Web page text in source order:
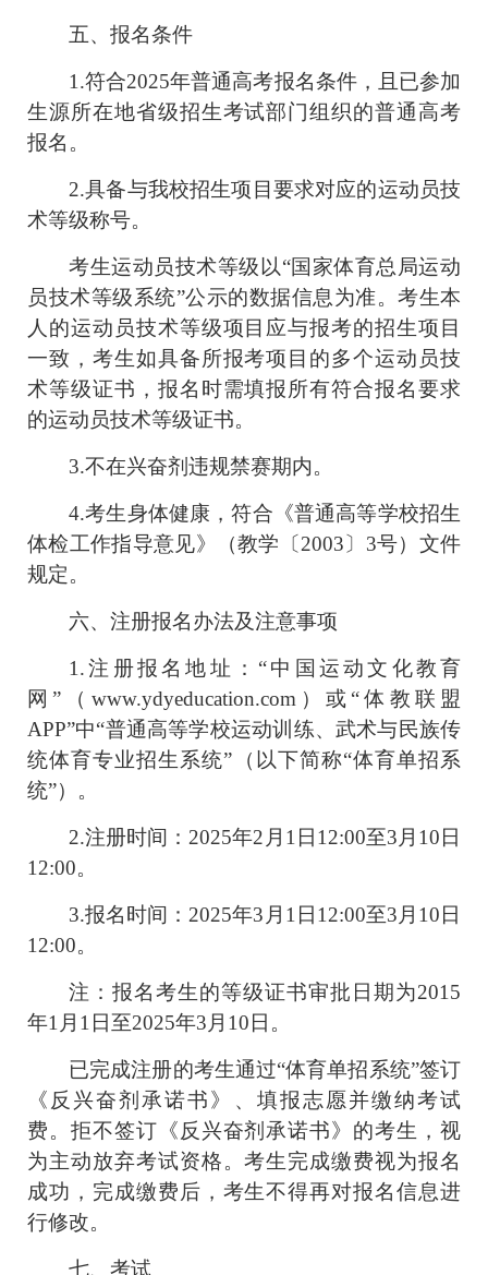
五、报名条件
1.符合2025年普通高考报名条件，且已参加
生源所在地省级招生考试部门组织的普通高考
报名。
2.具备与我校招生项目要求对应的运动员技
术等级称号。
考生运动员技术等级以“国家体育总局运动
员技术等级系统”公示的数据信息为准。考生本
人的运动员技术等级项目应与报考的招生项目
一致，考生如具备所报考项目的多个运动员技
术等级证书，报名时需填报所有符合报名要求
的运动员技术等级证书。
3.不在兴奋剂违规禁赛期内。
4.考生身体健康，符合《普通高等学校招生
体检工作指导意见》（教学〔2003〕3号）文件
规定。
六、注册报名办法及注意事项
1.注册报名地址：“中国运动文化教育
网”（ www.ydyeducation.com ）或“体教联盟
APP”中“普通高等学校运动训练、武术与民族传
统体育专业招生系统”（以下简称“体育单招系
统”）。
2.注册时间： 2025年2 月 1 日 12:00至3 月 10 日
12:00。
3.报名时间： 2025年3 月 1 日 12:00至3 月 10 日
12:00。
注：报名考生的等级证书审批日期为2015
年1 月 1 日至2025年3 月 10 日。
已完成注册的考生通过“体育单招系统”签订
《反兴奋剂承诺书》、填报志愿并缴纳考试
费。拒不签订《反兴奋剂承诺书》的考生，视
为主动放弃考试资格。考生完成缴费视为报名
成功，完成缴费后，考生不得再对报名信息进
行修改。
七、考试